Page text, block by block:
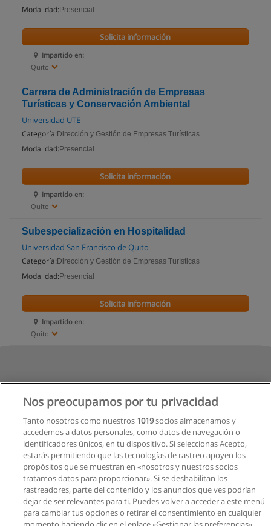
Modalidad: Presencial
Impartido en:
Quito
Solicita información
Carrera de Administración de Empresas
Turísticas y Conservación Ambiental
Universidad UTE
Categoría: Dirección y Gestión de Empresas Turísticas
Modalidad: Presencial
Impartido en:
Quito
Solicita información
Subespecialización en Hospitalidad
Universidad San Francisco de Quito
Categoría: Dirección y Gestión de Empresas Turísticas
Modalidad: Presencial
Impartido en:
Quito
Solicita información
Nos preocupamos por tu privacidad
Tanto nosotros como nuestros 1019socios almacenamos y
accedemos a datos personales, como datos de navegación o
identificadores únicos, en tu dispositivo. Si seleccionas Acepto,
estarás permitiendo que las tecnologías de rastreo apoyen los
propósitos que se muestran en «nosotros y nuestros socios
tratamos datos para proporcionar». Si se deshabilitan los
rastreadores, parte del contenido y los anuncios que ves podrían
dejar de ser relevantes para ti. Puedes volver a acceder a este menú
para cambiar tus opciones o retirar el consentimiento en cualquier